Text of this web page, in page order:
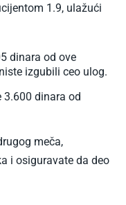
1.9, ulažući
dinara od ove
izgubili ceo ulog.
dinara od
meča,
i osiguravate da deo